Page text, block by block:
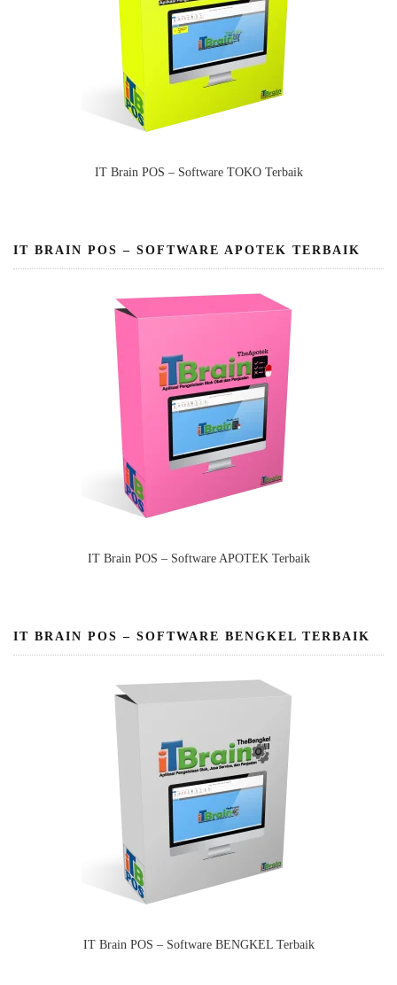
IT Brain POS – Software TOKO Terbaik
IT BRAIN POS – SOFTWARE APOTEK TERBAIK
IT Brain POS – Software APOTEK Terbaik
IT BRAIN POS – SOFTWARE BENGKEL TERBAIK
IT Brain POS – Software BENGKEL Terbaik